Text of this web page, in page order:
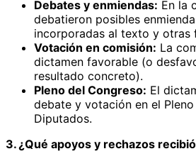
Debates y enmiendas: En la
debatieron posibles
incorporadas al texto y otras
Votación en comisión: La
dictamen favorable (o
resultado concreto).
Pleno del Congreso: El
debate y votación en el
Diputados.
3. ¿Qué apoyos y rechazos